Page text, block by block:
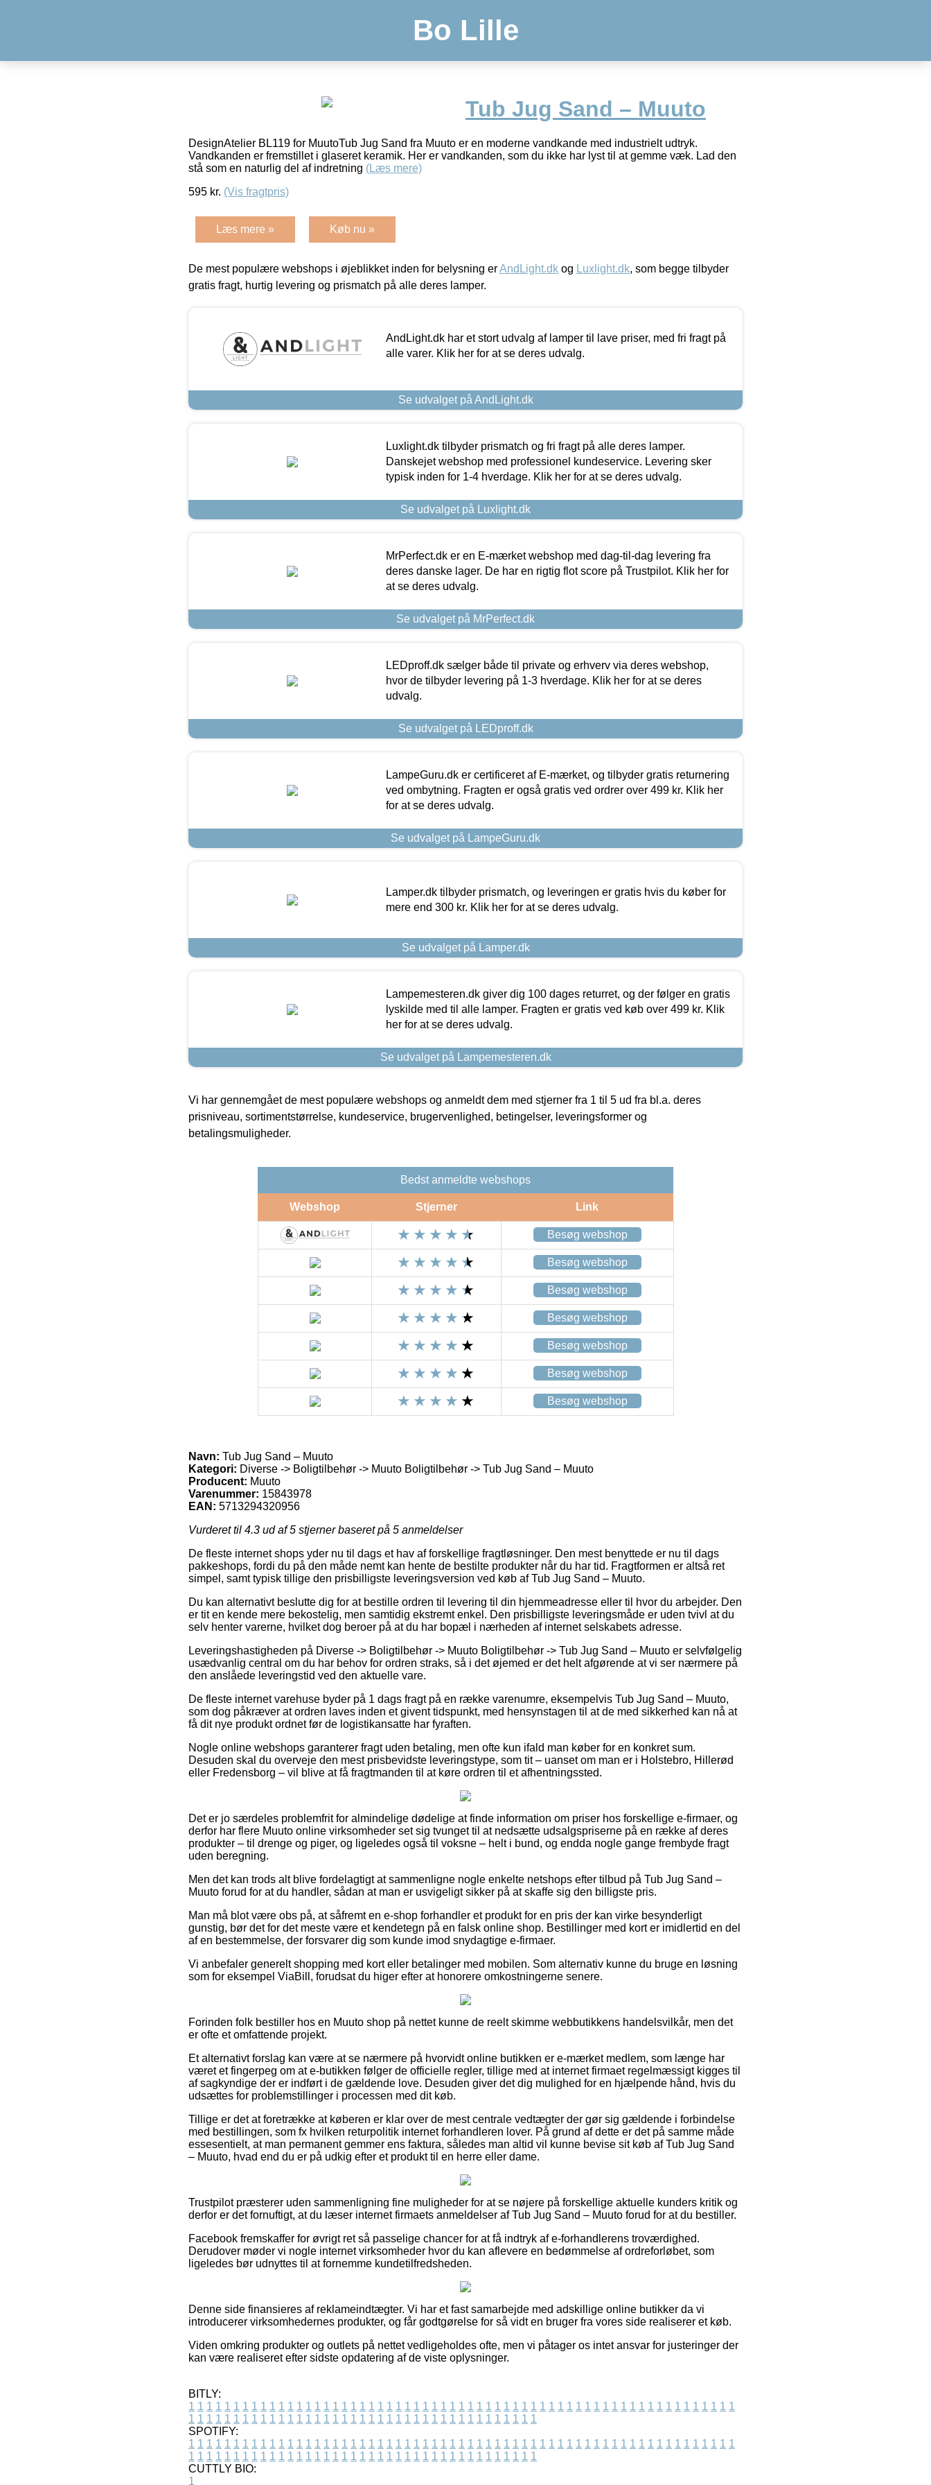
Bo Lille
Tub Jug Sand – Muuto
DesignAtelier BL119 for MuutoTub Jug Sand fra Muuto er en moderne vandkande med industrielt udtryk.
Vandkanden er fremstillet i glaseret keramik. Her er vandkanden, som du ikke har lyst til at gemme væk. Lad den
stå som en naturlig del af indretning (Læs mere)
595 kr. (Vis fragtpris)
Læs mere » Køb nu »
De mest populære webshops i øjeblikket inden for belysning erAndLight.dk og Luxlight.dk, som begge tilbyder
gratis fragt, hurtig levering og prismatch på alle deres lamper.
AndLight.dk har et stort udvalg af lamper til lave priser, med fri fragt på
alle varer. Klik her for at se deres udvalg.
Se udvalget på AndLight.dk
Luxlight.dk tilbyder prismatch og fri fragt på alle deres lamper.
Danskejet webshop med professionel kundeservice. Levering sker
typisk inden for 1-4 hverdage. Klik her for at se deres udvalg.
Se udvalget på Luxlight.dk
MrPerfect.dk er en E-mærket webshop med dag-til-dag levering fra
deres danske lager. De har en rigtig flot score på Trustpilot. Klik her for
at se deres udvalg.
Se udvalget på MrPerfect.dk
LEDproff.dk sælger både til private og erhverv via deres webshop,
hvor de tilbyder levering på 1-3 hverdage. Klik her for at se deres
udvalg.
Se udvalget på LEDproff.dk
LampeGuru.dk er certificeret af E-mærket, og tilbyder gratis returnering
ved ombytning. Fragten er også gratis ved ordrer over 499 kr. Klik her
for at se deres udvalg.
Se udvalget på LampeGuru.dk
Lamper.dk tilbyder prismatch, og leveringen er gratis hvis du køber for
mere end 300 kr. Klik her for at se deres udvalg.
Se udvalget på Lamper.dk
Lampemesteren.dk giver dig 100 dages returret, og der følger en gratis
lyskilde med til alle lamper. Fragten er gratis ved køb over 499 kr. Klik
her for at se deres udvalg.
Se udvalget på Lampemesteren.dk
Vi har gennemgået de mest populære webshops og anmeldt dem med stjerner fra 1 til 5 ud fra bl.a. deres
prisniveau, sortimentstørrelse, kundeservice, brugervenlighed, betingelser, leveringsformer og
betalingsmuligheder.
Bedst anmeldte webshops
Webshop Stjerner Link
Besøg webshop
Besøg webshop
Besøg webshop
Besøg webshop
Besøg webshop
Besøg webshop
Besøg webshop
Navn: Tub Jug Sand – Muuto
Kategori: Diverse -> Boligtilbehør -> Muuto Boligtilbehør -> Tub Jug Sand – Muuto
Producent: Muuto
Varenummer: 15843978
EAN: 5713294320956
Vurderet til 4.3 ud af 5 stjerner baseret på 5 anmeldelser
De fleste internet shops yder nu til dags et hav af forskellige fragtløsninger. Den mest benyttede er nu til dags
pakkeshops, fordi du på den måde nemt kan hente de bestilte produkter når du har tid. Fragtformen er altså ret
simpel, samt typisk tillige den prisbilligste leveringsversion ved køb af Tub Jug Sand – Muuto.
Du kan alternativt beslutte dig for at bestille ordren til levering til din hjemmeadresse eller til hvor du arbejder. Den
er tit en kende mere bekostelig, men samtidig ekstremt enkel. Den prisbilligste leveringsmåde er uden tvivl at du
selv henter varerne, hvilket dog beroer på at du har bopæl i nærheden af internet selskabets adresse.
Leveringshastigheden på Diverse -> Boligtilbehør -> Muuto Boligtilbehør -> Tub Jug Sand – Muuto er selvfølgelig
usædvanlig central om du har behov for ordren straks, så i det øjemed er det helt afgørende at vi ser nærmere på
den anslåede leveringstid ved den aktuelle vare.
De fleste internet varehuse byder på 1 dags fragt på en række varenumre, eksempelvis Tub Jug Sand – Muuto,
som dog påkræver at ordren laves inden et givent tidspunkt, med hensynstagen til at de med sikkerhed kan nå at
få dit nye produkt ordnet før de logistikansatte har fyraften.
Nogle online webshops garanterer fragt uden betaling, men ofte kun ifald man køber for en konkret sum.
Desuden skal du overveje den mest prisbevidste leveringstype, som tit – uanset om man er i Holstebro, Hillerød
eller Fredensborg – vil blive at få fragtmanden til at køre ordren til et afhentningssted.
Det er jo særdeles problemfrit for almindelige dødelige at finde information om priser hos forskellige e-firmaer, og
derfor har flere Muuto online virksomheder set sig tvunget til at nedsætte udsalgspriserne på en række af deres
produkter – til drenge og piger, og ligeledes også til voksne – helt i bund, og endda nogle gange frembyde fragt
uden beregning.
Men det kan trods alt blive fordelagtigt at sammenligne nogle enkelte netshops efter tilbud på Tub Jug Sand –
Muuto forud for at du handler, sådan at man er usvigeligt sikker på at skaffe sig den billigste pris.
Man må blot være obs på, at såfremt en e-shop forhandler et produkt for en pris der kan virke besynderligt
gunstig, bør det for det meste være et kendetegn på en falsk online shop. Bestillinger med kort er imidlertid en del
af en bestemmelse, der forsvarer dig som kunde imod snydagtige e-firmaer.
Vi anbefaler generelt shopping med kort eller betalinger med mobilen. Som alternativ kunne du bruge en løsning
som for eksempel ViaBill, forudsat du higer efter at honorere omkostningerne senere.
Forinden folk bestiller hos en Muuto shop på nettet kunne de reelt skimme webbutikkens handelsvilkår, men det
er ofte et omfattende projekt.
Et alternativt forslag kan være at se nærmere på hvorvidt online butikken er e-mærket medlem, som længe har
været et fingerpeg om at e-butikken følger de officielle regler, tillige med at internet firmaet regelmæssigt kigges til
af sagkyndige der er indført i de gældende love. Desuden giver det dig mulighed for en hjælpende hånd, hvis du
udsættes for problemstillinger i processen med dit køb.
Tillige er det at foretrække at køberen er klar over de mest centrale vedtægter der gør sig gældende i forbindelse
med bestillingen, som fx hvilken returpolitik internet forhandleren lover. På grund af dette er det på samme måde
essesentielt, at man permanent gemmer ens faktura, således man altid vil kunne bevise sit køb af Tub Jug Sand
– Muuto, hvad end du er på udkig efter et produkt til en herre eller dame.
Trustpilot præsterer uden sammenligning fine muligheder for at se nøjere på forskellige aktuelle kunders kritik og
derfor er det fornuftigt, at du læser internet firmaets anmeldelser af Tub Jug Sand – Muuto forud for at du bestiller.
Facebook fremskaffer for øvrigt ret så passelige chancer for at få indtryk af e-forhandlerens troværdighed.
Derudover møder vi nogle internet virksomheder hvor du kan aflevere en bedømmelse af ordreforløbet, som
ligeledes bør udnyttes til at fornemme kundetilfredsheden.
Denne side finansieres af reklameindtægter. Vi har et fast samarbejde med adskillige online butikker da vi
introducerer virksomhedernes produkter, og får godtgørelse for så vidt en bruger fra vores side realiserer et køb.
Viden omkring produkter og outlets på nettet vedligeholdes ofte, men vi påtager os intet ansvar for justeringer der
kan være realiseret efter sidste opdatering af de viste oplysninger.
BITLY:
1 1 1 1 1 1 1 1 1 1 1 1 1 1 1 1 1 1 1 1 1 1 1 1 1 1 1 1 1 1 1 1 1 1 1 1 1 1 1 1 1 1 1 1 1 1 1 1 1 1 1 1 1 1 1 1 1 1 1 1 1
1 1 1 1 1 1 1 1 1 1 1 1 1 1 1 1 1 1 1 1 1 1 1 1 1 1 1 1 1 1 1 1 1 1 1 1 1 1 1
SPOTIFY:
1 1 1 1 1 1 1 1 1 1 1 1 1 1 1 1 1 1 1 1 1 1 1 1 1 1 1 1 1 1 1 1 1 1 1 1 1 1 1 1 1 1 1 1 1 1 1 1 1 1 1 1 1 1 1 1 1 1 1 1 1
1 1 1 1 1 1 1 1 1 1 1 1 1 1 1 1 1 1 1 1 1 1 1 1 1 1 1 1 1 1 1 1 1 1 1 1 1 1 1
CUTTLY BIO:
1